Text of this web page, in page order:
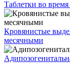
Таблетки во
Кровянистые
месячными